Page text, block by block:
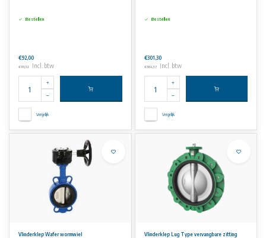
Bestellen
€92,00
€111,32 Incl. btw
Vergelijk
Bestellen
€301,30
€364,57 Incl. btw
Vergelijk
Vlinderklep Wafer wormwiel Vlinderklep Lug Type vervangbare zitting